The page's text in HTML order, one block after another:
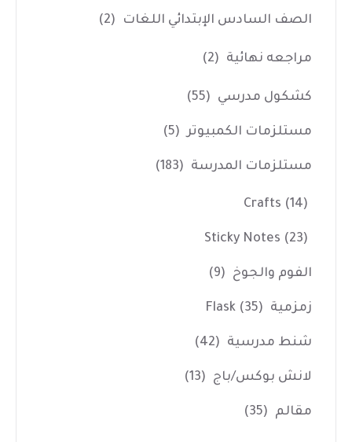
الصف السادس الإبتدائي اللغات (2)
مراجعه نهائية (2)
كشكول مدرسي (55)
مستلزمات الكمبيوتر (5)
مستلزمات المدرسة (183)
Crafts (14)
Sticky Notes (23)
الفوم والجوخ (9)
زمزمية Flask (35)
شنط مدرسية (42)
لانش بوكس/باج (13)
مقالم (35)